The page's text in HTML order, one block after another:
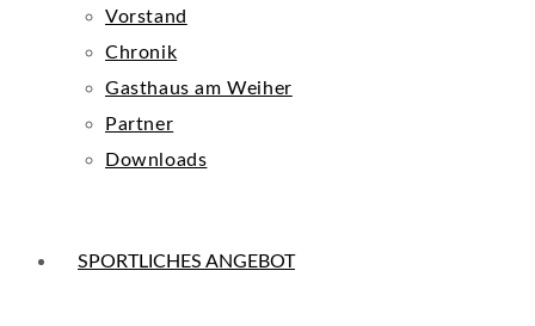
Vorstand
Chronik
Gasthaus am Weiher
Partner
Downloads
SPORTLICHES ANGEBOT